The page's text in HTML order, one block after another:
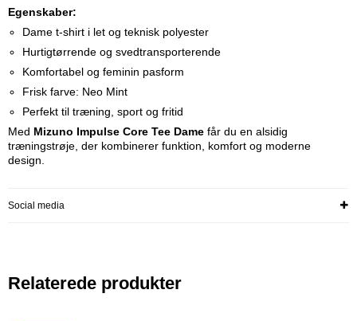
Egenskaber:
Dame t-shirt i let og teknisk polyester
Hurtigtørrende og svedtransporterende
Komfortabel og feminin pasform
Frisk farve: Neo Mint
Perfekt til træning, sport og fritid
Med Mizuno Impulse Core Tee Dame får du en alsidig
træningstrøje, der kombinerer funktion, komfort og moderne
design.
Social media
Relaterede produkter